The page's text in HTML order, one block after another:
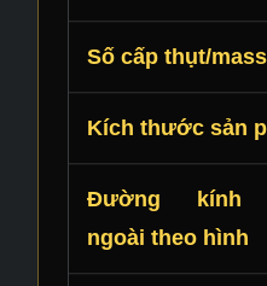
Số cấp thụt/
Kích thước sản
Đường kính
ngoài theo hình